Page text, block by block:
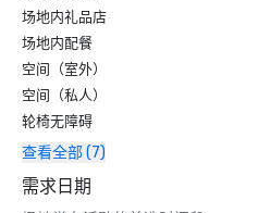
场地内礼品店
场地内配餐
空间（室外）
空间（私人）
轮椅无障碍
查看全部 (7)
需求日期